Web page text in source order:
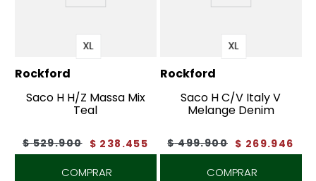
XL
Rockford
Saco H H/Z Massa Mix
Teal
$ 529.900 $ 238 .455
COMPRAR
XL
Rockford
Saco H C/V Italy V
Melange Denim
$ 499.900 $ 269.946
COMPRAR